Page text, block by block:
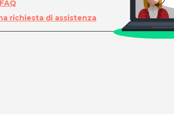
richiesta di assistenza